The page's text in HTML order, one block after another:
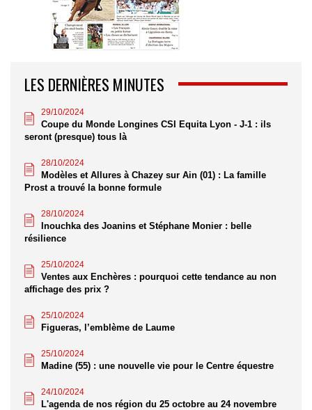
LES DERNIÈRES MINUTES
29/10/2024
Coupe du Monde Longines CSI Equita Lyon - J-1 : ils
seront (presque) tous là
28/10/2024
Modèles et Allures à Chazey sur Ain (01) : La famille
Prost a trouvé la bonne formule
28/10/2024
Inouchka des Joanins et Stéphane Monier : belle
résilience
25/10/2024
Ventes aux Enchères : pourquoi cette tendance au non
affichage des prix ?
25/10/2024
Figueras, l’emblème de Laume
25/10/2024
Madine (55) : une nouvelle vie pour le Centre équestre
24/10/2024
L'agenda de nos région du 25 octobre au 24 novembre